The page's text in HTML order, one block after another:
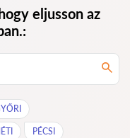
eljusson az
PÉCSI